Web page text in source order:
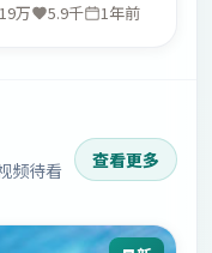
19万 5.9千 1年前
频待看
查看更多